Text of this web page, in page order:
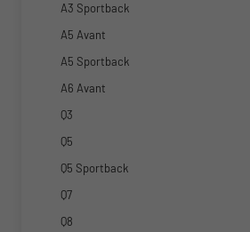
A3 Sportback
A5 Avant
A5 Sportback
A6 Avant
Q3
Q5
Q5 Sportback
Q7
Q8